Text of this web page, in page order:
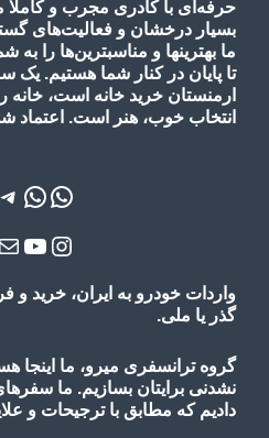
حرفه‌ای با کادری مجرب و
بسیار درخشان و فعالیت‌های
ما بهترینها و مناسبترین‌ها را به
تا پایان در کنار شما هستیم. یک
ارمنستان خرید خانه است، خانه
انتخاب خوب، هنر است. اعتماد
واردات خودرو به ایران، خرید
گذر یا ملی.
گروه ترانسفری میرو، ما اینجا
نشدنی برایتان بسازیم. ما
دادیم که مطابق با ترجیحات و